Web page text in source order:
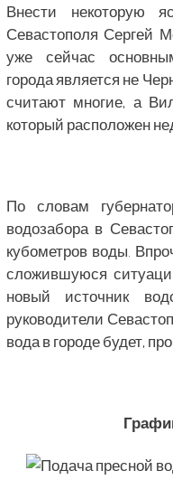
Внести некоторую
Севастополя Сергей
уже сейчас
города является не
считают многие, а
который расположен
По словам
водозабора в
кубометров воды.
сложившуюся
новый источник
руководители
вода в городе будет,